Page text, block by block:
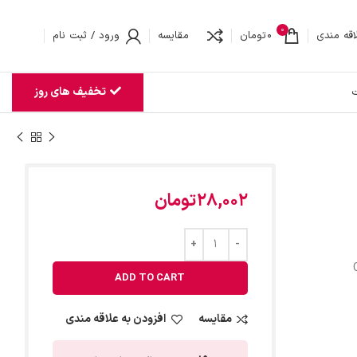
مندی 0
0تومان مقایسه ورود / ثبت نام
تخفیف های روز
28,002تومان
ADD TO CART
مقایسه افزودن به علاقه مندی